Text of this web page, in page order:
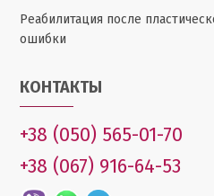
Реабилитация после
ошибки
КОНТАКТЫ
+38 (050) 565-01-70
+38 (067) 916-64-53